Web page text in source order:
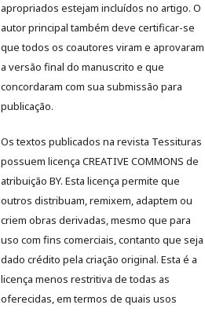
apropriados estejam incluídos no artigo. O
autor principal também deve certificar-se
que todos os coautores viram e aprovaram
a versão final do manuscrito e que
concordaram com sua submissão para
publicação.
Os textos publicados na revista Tessituras
possuem licença CREATIVE COMMONS de
atribuição BY. Esta licença permite que
outros distribuam, remixem, adaptem ou
criem obras derivadas, mesmo que para
uso com fins comerciais, contanto que seja
dado crédito pela criação original. Esta é a
licença menos restritiva de todas as
oferecidas, em termos de quais usos